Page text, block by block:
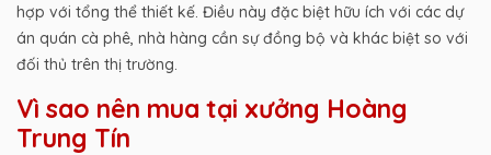
hợp với tổng thể thiết kế. Điều này đặc biệt hữu ích với các dự
án quán cà phê, nhà hàng cần sự đồng bộ và khác biệt so với
đối thủ trên thị trường.
Vì sao nên mua tại xưởng Hoàng
Trung Tín